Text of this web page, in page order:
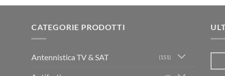
CATEGORIE PRODOTTI
Antennistica TV & SAT (151)